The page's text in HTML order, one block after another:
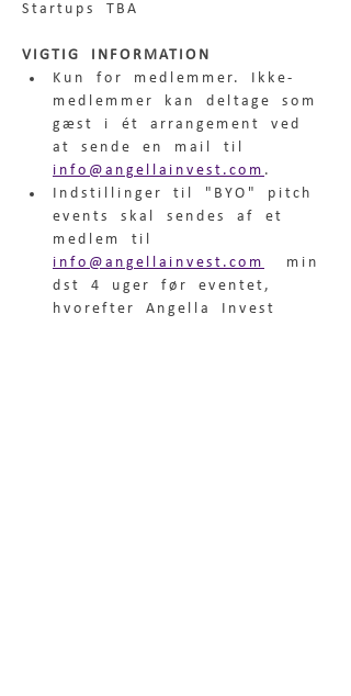
Startups TBA
VIGTIG INFORMATION
Kun for medlemmer. Ikke-
medlemmer kan deltage som
gæst i ét arrangement ved
at sende en mail til
info@angellainvest.com .
Indstillinger til "BYO" pitch
events skal sendes af et
medlem til
info@angellainvest.com
min
dst 4 uger før eventet,
hvorefter Angella Invest